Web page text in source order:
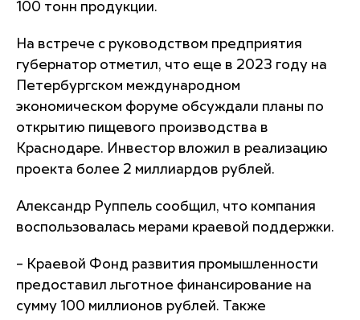
100 тонн продукции.
На встрече с руководством предприятия
губернатор отметил, что еще в 2023 году на
Петербургском международном
экономическом форуме обсуждали планы по
открытию пищевого производства в
Краснодаре. Инвестор вложил в реализацию
проекта более 2 миллиардов рублей.
Александр Руппель сообщил, что компания
воспользовалась мерами краевой поддержки.
– Краевой Фонд развития промышленности
предоставил льготное финансирование на
сумму 100 миллионов рублей. Также